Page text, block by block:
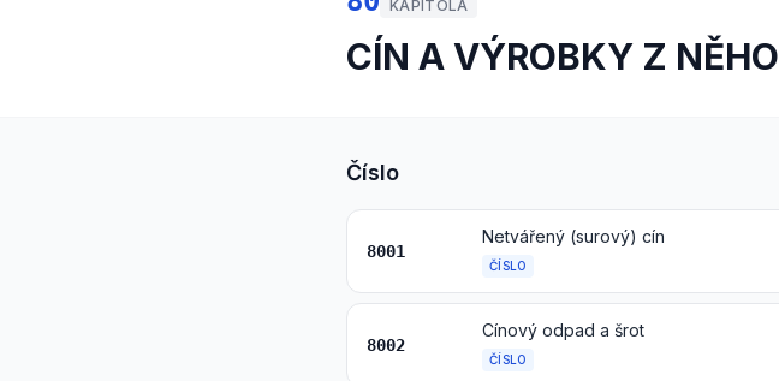
KAPITOLA
CÍN A VÝROBKY Z NĚHO
Číslo
8001
Netvářený (surový) cín
ČÍSLO
8002
Cínový odpad a šrot
ČÍSLO